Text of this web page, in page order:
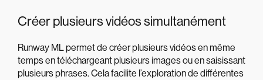
Créer plusieurs vidéos simultanément
Runway ML permet de créer plusieurs vidéos en même
temps en téléchargeant plusieurs images ou en saisissant
plusieurs phrases. Cela facilite l’exploration de différentes